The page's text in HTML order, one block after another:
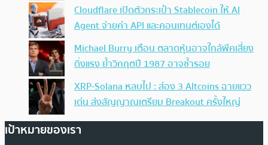
Cloudflare เปิดตัวกระเป๋า Stablecoin ให้ AI
Agent จ่ายค่า API และคอนเทนต์เองได้
Michael Burry เตือน ตลาดหุ้นอาจใกล้พีคเสี่ยง
ดิ่งแรง ย้ำวิกฤตปี 1987 อาจซ้ำรอย
XRP-Solana หลบไป : ส่อง 3 Altcoins ฉายแวว
เด่น ส่งสัญญาณเตรียม Breakout ครั้งใหญ่
เป้าหมายของเรา